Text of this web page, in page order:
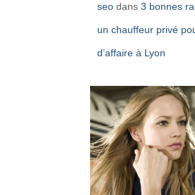
seodans 3 bonnes
un chauffeur privé
d’affaire à Lyon